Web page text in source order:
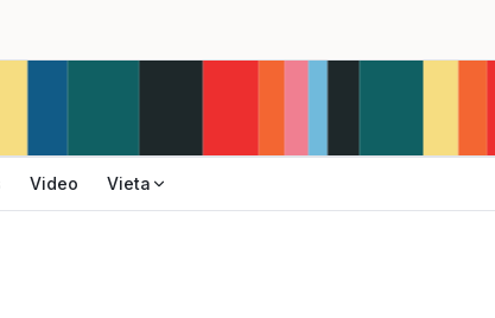
Video Vieta